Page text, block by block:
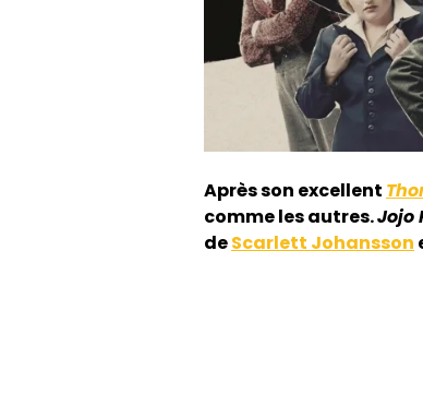
Après son excellent
comme les autres.Jojo
deScarlett Johansson